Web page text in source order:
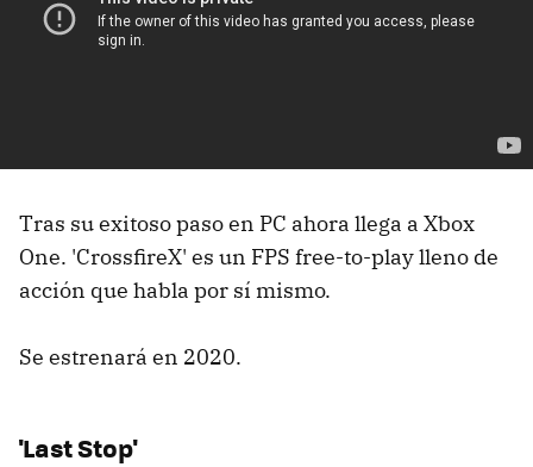
Tras su exitoso paso en PC ahora llega a Xbox
One. 'CrossfireX' es un FPS free-to-play lleno de
acción que habla por sí mismo.
Se estrenará en 2020.
'Last Stop'